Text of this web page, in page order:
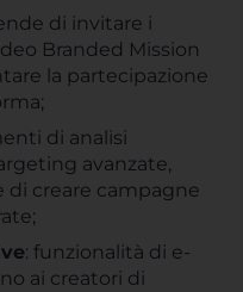
di invitare i
Branded Mission
la partecipazione
di analisi
avanzate,
creare campagne
: funzionalità di e-
ai creatori di